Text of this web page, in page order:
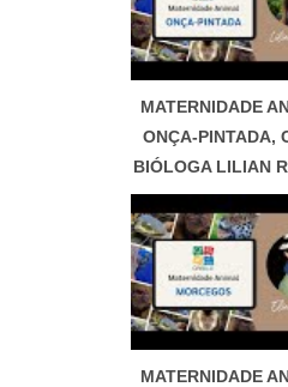
MATERNIDADE
ONÇA-PINTADA,
BIÓLOGA LILIAN
MATERNIDADE